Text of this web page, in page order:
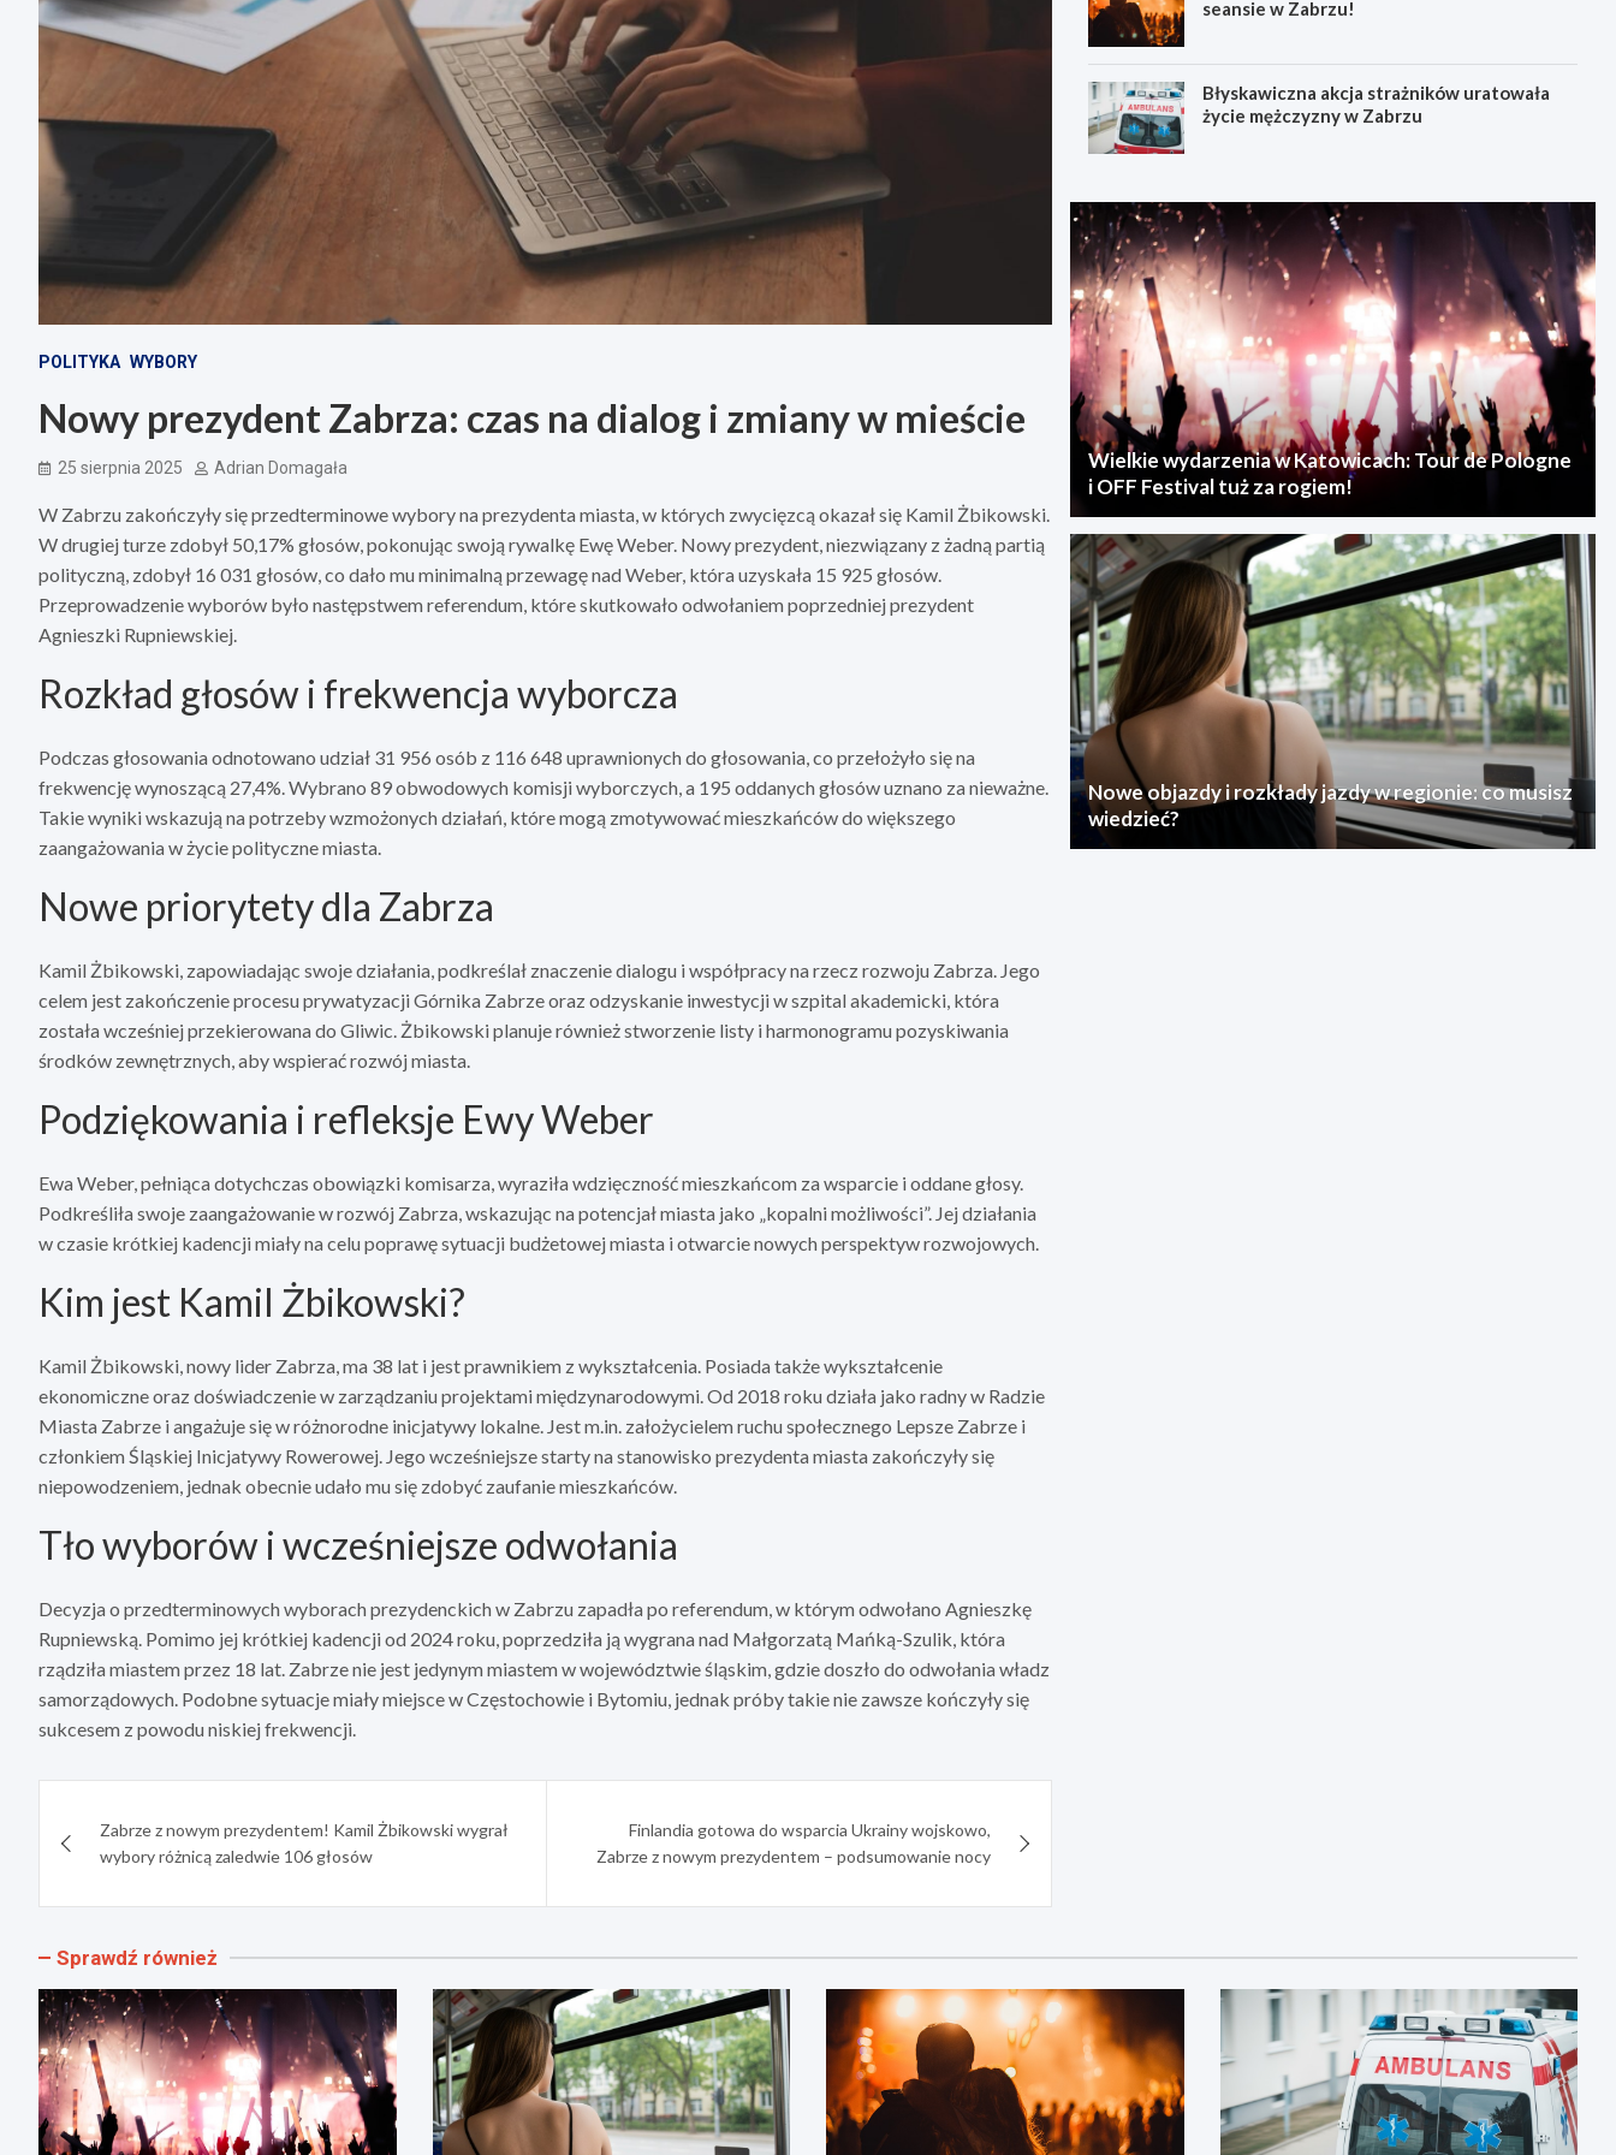
POLITYKA WYBORY
Nowy prezydent Zabrza: czas na dialog i zmiany w mieście
25 sierpnia 2025 Adrian Domagała
W Zabrzu zakończyły się przedterminowe wybory na prezydenta miasta, w których zwycięzcą okazał się Kamil Żbikowski.
W drugiej turze zdobył 50,17% głosów, pokonując swoją rywalkę Ewę Weber. Nowy prezydent, niezwiązany z żadną partią
polityczną, zdobył 16 031 głosów, co dało mu minimalną przewagę nad Weber, która uzyskała 15 925 głosów.
Przeprowadzenie wyborów było następstwem referendum, które skutkowało odwołaniem poprzedniej prezydent
Agnieszki Rupniewskiej.
Rozkład głosów i frekwencja wyborcza
Podczas głosowania odnotowano udział 31 956 osób z 116 648 uprawnionych do głosowania, co przełożyło się na
frekwencję wynoszącą 27,4%. Wybrano 89 obwodowych komisji wyborczych, a 195 oddanych głosów uznano za nieważne.
Takie wyniki wskazują na potrzeby wzmożonych działań, które mogą zmotywować mieszkańców do większego
zaangażowania w życie polityczne miasta.
Nowe priorytety dla Zabrza
Kamil Żbikowski, zapowiadając swoje działania, podkreślał znaczenie dialogu i współpracy na rzecz rozwoju Zabrza. Jego
celem jest zakończenie procesu prywatyzacji Górnika Zabrze oraz odzyskanie inwestycji w szpital akademicki, która
została wcześniej przekierowana do Gliwic. Żbikowski planuje również stworzenie listy i harmonogramu pozyskiwania
środków zewnętrznych, aby wspierać rozwój miasta.
Podziękowania i refleksje Ewy Weber
Ewa Weber, pełniąca dotychczas obowiązki komisarza, wyraziła wdzięczność mieszkańcom za wsparcie i oddane głosy.
Podkreśliła swoje zaangażowanie w rozwój Zabrza, wskazując na potencjał miasta jako „kopalni możliwości”. Jej działania
w czasie krótkiej kadencji miały na celu poprawę sytuacji budżetowej miasta i otwarcie nowych perspektyw rozwojowych.
Kim jest Kamil Żbikowski?
Kamil Żbikowski, nowy lider Zabrza, ma 38 lat i jest prawnikiem z wykształcenia. Posiada także wykształcenie
ekonomiczne oraz doświadczenie w zarządzaniu projektami międzynarodowymi. Od 2018 roku działa jako radny w Radzie
Miasta Zabrze i angażuje się w różnorodne inicjatywy lokalne. Jest m.in. założycielem ruchu społecznego Lepsze Zabrze i
członkiem Śląskiej Inicjatywy Rowerowej. Jego wcześniejsze starty na stanowisko prezydenta miasta zakończyły się
niepowodzeniem, jednak obecnie udało mu się zdobyć zaufanie mieszkańców.
Tło wyborów i wcześniejsze odwołania
Decyzja o przedterminowych wyborach prezydenckich w Zabrzu zapadła po referendum, w którym odwołano Agnieszkę
Rupniewską. Pomimo jej krótkiej kadencji od 2024 roku, poprzedziła ją wygrana nad Małgorzatą Mańką-Szulik, która
rządziła miastem przez 18 lat. Zabrze nie jest jedynym miastem w województwie śląskim, gdzie doszło do odwołania władz
samorządowych. Podobne sytuacje miały miejsce w Częstochowie i Bytomiu, jednak próby takie nie zawsze kończyły się
sukcesem z powodu niskiej frekwencji.
wpisuZabrze z nowym prezydentem! Kamil Żbikowski wygrał
wybory różnicą zaledwie 106 głosów
Finlandia gotowa do wsparcia Ukrainy wojskowo,
Zabrze z nowym prezydentem – podsumowanie nocy
seansie w Zabrzu!
Błyskawiczna akcja strażników uratowała
życie mężczyzny w Zabrzu
Wielkie wydarzenia w Katowicach: Tour de Pologne
i OFF Festival tuż za rogiem!
Nowe objazdy i rozkłady jazdy w regionie: co musisz
wiedzieć?
Sprawdź również